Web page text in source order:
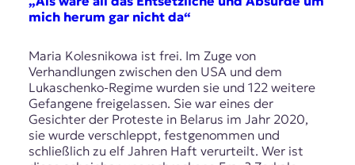
mich herum gar nicht da“
Maria Kolesnikowa ist frei. Im Zuge von
Verhandlungen zwischen den USA und dem
Lukaschenko-Regime wurden sie und 122 weitere
Gefangene freigelassen. Sie war eines der
Gesichter der Proteste in Belarus im Jahr 2020,
sie wurde verschleppt, festgenommen und
schließlich zu elf Jahren Haft verurteilt. Wer ist